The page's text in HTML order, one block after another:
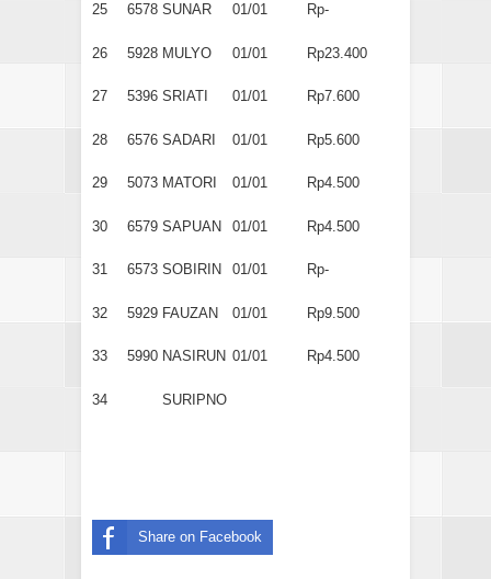
25 6578 SUNAR 01/01 Rp-
26 5928 MULYO 01/01 Rp23.400
27 5396 SRIATI 01/01 Rp7.600
28 6576 SADARI 01/01 Rp5.600
29 5073 MATORI 01/01 Rp4.500
30 6579 SAPUAN 01/01 Rp4.500
31 6573 SOBIRIN 01/01 Rp-
32 5929 FAUZAN 01/01 Rp9.500
33 5990 NASIRUN 01/01 Rp4.500
34 SURIPNO
Share on Facebook